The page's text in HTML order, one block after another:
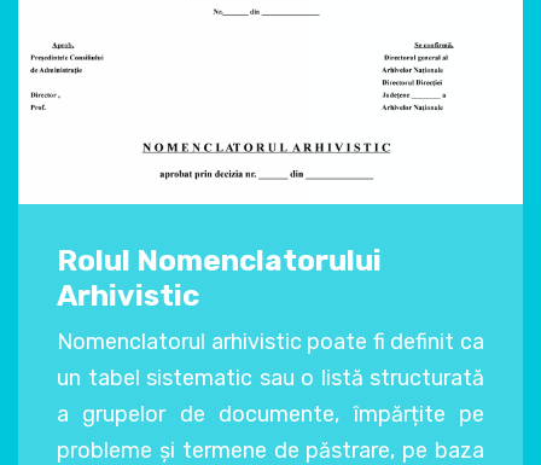
Rolul Nomenclatorului
Arhivistic
Nomenclatorul arhivistic poate fi definit ca
un tabel sistematic sau o listă structurată
a grupelor de documente, împărțite pe
probleme și termene de păstrare, pe baza